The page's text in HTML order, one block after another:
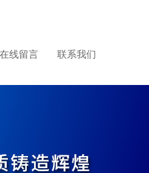
在线留言 联系我们